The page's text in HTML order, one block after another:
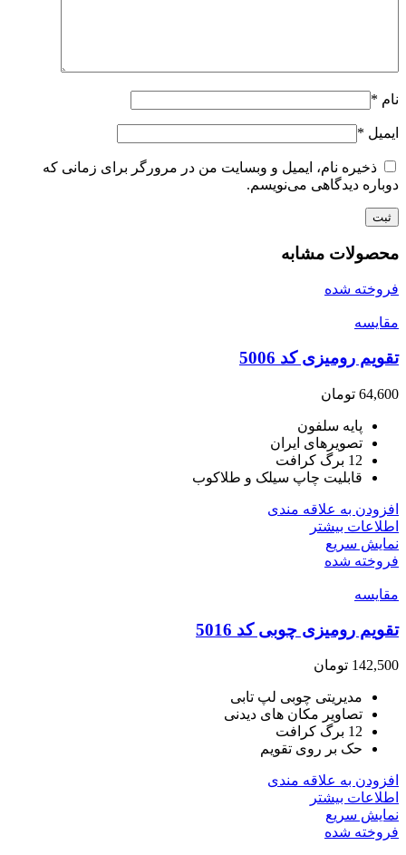
نام *
ایمیل *
ذخیره نام، ایمیل و وبسایت من در مرورگر برای زمانی که
دوباره دیدگاهی می‌نویسم.
محصولات مشابه
فروخته شده
مقايسه
تقویم رومیزی کد 5006
64,600 تومان
پایه سلفون
تصویرهای ایران
12 برگ کرافت
قابلیت چاپ سیلک و طلاکوب
افزودن به علاقه مندی
اطلاعات بیشتر
نمایش سریع
فروخته شده
مقايسه
تقویم رومیزی چوبی کد 5016
142,500 تومان
مدیریتی چوبی لپ تابی
تصاویر مکان های دیدنی
12 برگ کرافت
حک بر روی تقویم
افزودن به علاقه مندی
اطلاعات بیشتر
نمایش سریع
فروخته شده